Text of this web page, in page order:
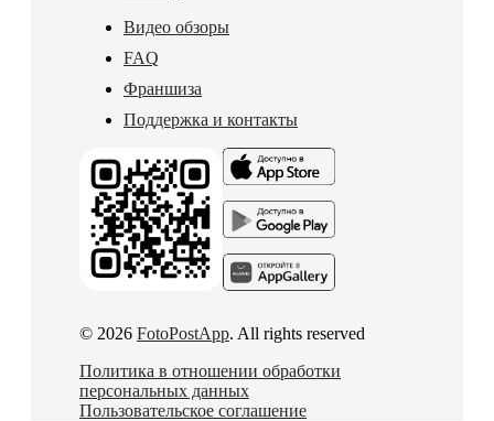
Видео обзоры
FAQ
Франшиза
Поддержка и контакты
© 2026 FotoPostApp. All rights reserved
Политика в отношении обработки
персональных данных
Пользовательское соглашение